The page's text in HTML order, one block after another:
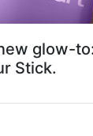
glow-
Stick.